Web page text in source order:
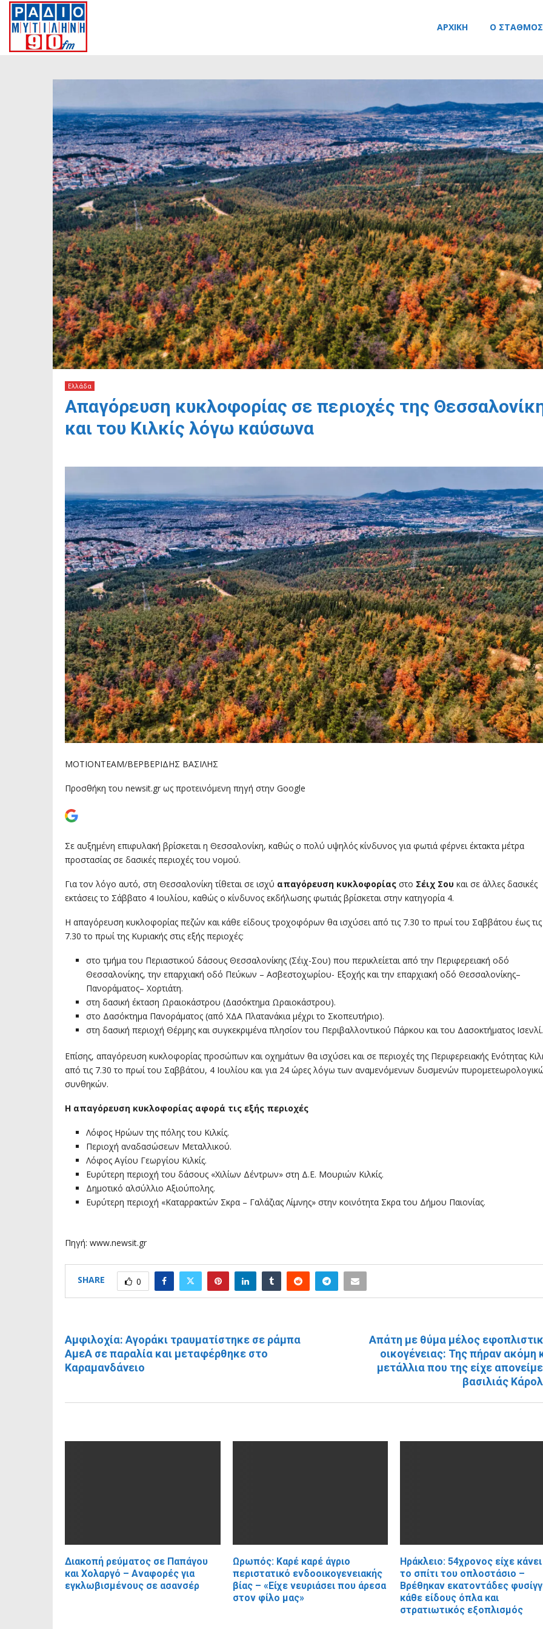
ΑΡΧΙΚΉ Ο ΣΤΑΘΜΌΣ
Ελλάδα
Απαγόρευση κυκλοφορίας σε περιοχές της
και του Κιλκίς λόγω καύσωνα
ΜΟΤΙΟΝΤΕΑΜ/ΒΕΡΒΕΡΙΔΗΣ ΒΑΣΙΛΗΣ
Προσθήκη του newsit.gr ως προτεινόμενη πηγή στην Google
Σε αυξημένη επιφυλακή βρίσκεται η Θεσσαλονίκη, καθώς ο πολύ υψηλός κίνδυνος για φωτιά φέρνει έκτακτα μέτρα
προστασίας σε δασικές περιοχές του νομού.
Για τον λόγο αυτό, στη Θεσσαλονίκη τίθεται σε ισχύ απαγόρευση κυκλοφορίας στο Σέιχ Σου και σε άλλες δασικές
εκτάσεις το Σάββατο 4 Ιουλίου, καθώς ο κίνδυνος εκδήλωσης φωτιάς βρίσκεται στην κατηγορία 4.
Η απαγόρευση κυκλοφορίας πεζών και κάθε είδους τροχοφόρων θα ισχύσει από τις 7.30 το πρωί του Σαββάτου έως τις
7.30 το πρωί της Κυριακής στις εξής περιοχές:
στο τμήμα του Περιαστικού δάσους Θεσσαλονίκης (Σέιχ-Σου) που περικλείεται από την Περιφερειακή οδό
Θεσσαλονίκης, την επαρχιακή οδό Πεύκων – Ασβεστοχωρίου- Εξοχής και την επαρχιακή οδό Θεσσαλονίκης–
Πανοράματος– Χορτιάτη.
στη δασική έκταση Ωραιοκάστρου (Δασόκτημα Ωραιοκάστρου).
στο Δασόκτημα Πανοράματος (από ΧΔΑ Πλατανάκια μέχρι το Σκοπευτήριο).
στη δασική περιοχή Θέρμης και συγκεκριμένα πλησίον του Περιβαλλοντικού Πάρκου και του Δασοκτήματος Ισενλί.
Επίσης, απαγόρευση κυκλοφορίας προσώπων και οχημάτων θα ισχύσει και σε περιοχές της Περιφερειακής Ενότητας
από τις 7.30 το πρωί του Σαββάτου, 4 Ιουλίου και για 24 ώρες λόγω των αναμενόμενων δυσμενών
συνθηκών.
Η απαγόρευση κυκλοφορίας αφορά τις εξής περιοχές
Λόφος Ηρώων της πόλης του Κιλκίς.
Περιοχή αναδασώσεων Μεταλλικού.
Λόφος Αγίου Γεωργίου Κιλκίς.
Ευρύτερη περιοχή του δάσους «Χιλίων Δέντρων» στη Δ.Ε. Μουριών Κιλκίς.
Δημοτικό αλσύλλιο Αξιούπολης.
Ευρύτερη περιοχή «Καταρρακτών Σκρα – Γαλάζιας Λίμνης» στην κοινότητα Σκρα του Δήμου Παιονίας.
Πηγή: www.newsit.gr
SHARE 0
Αμφιλοχία: Αγοράκι τραυματίστηκε σε ράμπα
ΑμεΑ σε παραλία και μεταφέρθηκε στο
Καραμανδάνειο
Απάτη με θύμα μέλος
οικογένειας: Της πήραν ακόμη
μετάλλια που της είχε
βασιλιάς
Διακοπή ρεύματος σε Παπάγου
και Χολαργό – Αναφορές για
εγκλωβισμένους σε ασανσέρ
Ωρωπός: Καρέ καρέ άγριο
περιστατικό ενδοοικογενειακής
βίας – «Είχε νευριάσει που άρεσα
στον φίλο μας»
Ηράκλειο: 54χρονος είχε κάνει
το σπίτι του οπλοστάσιο –
Βρέθηκαν εκατοντάδες
κάθε είδους όπλα και
στρατιωτικός εξοπλισμός